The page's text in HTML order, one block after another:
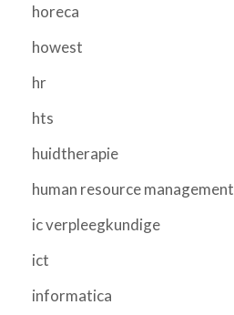
horeca
howest
hr
hts
huidtherapie
human resource management
ic verpleegkundige
ict
informatica